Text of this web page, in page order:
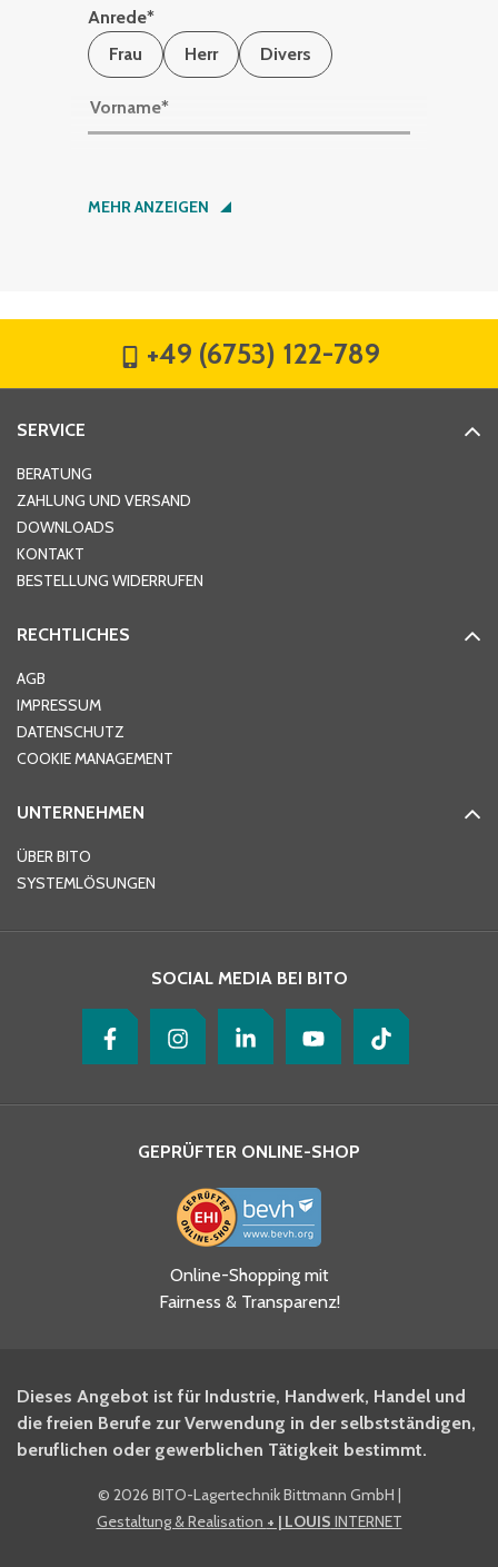
Anrede*
Frau
Herr Divers
Vorname*
Nachname*
Hausnummer
Ort*
Telefon
Ja, ich habe die
Datenschutzhinweise gelesen
und akzeptiere diese.
BITO Newsletter Fachwissen
Intralogistiker anmelden.
Ja, ich möchte mich für den
BITO Shop-Newsletter
MEHR ANZEIGEN
+49 (6753) 122-789
SERVICE
BERATUNG
ZAHLUNG UND VERSAND
DOWNLOADS
KONTAKT
BESTELLUNG WIDERRUFEN
RECHTLICHES
AGB
IMPRESSUM
DATENSCHUTZ
COOKIE MANAGEMENT
UNTERNEHMEN
ÜBER BITO
SYSTEMLÖSUNGEN
SOCIAL MEDIA BEI BITO
GEPRÜFTER ONLINE-SHOP
Online-Shopping mit
Fairness & Transparenz!
Dieses Angebot ist für Industrie, Handwerk, Handel und
die freien Berufe zur Verwendung in der selbstständigen,
beruflichen oder gewerblichen Tätigkeit bestimmt.
© 2026 BITO-Lagertechnik Bittmann GmbH |
Gestaltung & Realisation + | LOUIS INTERNET